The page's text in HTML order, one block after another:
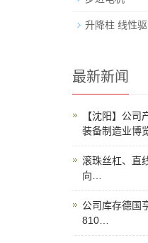
升降柱 线性
最新新闻
【沈阳】公司
装备制造业博
滚珠丝杠、直
向…
公司库存德国
810…